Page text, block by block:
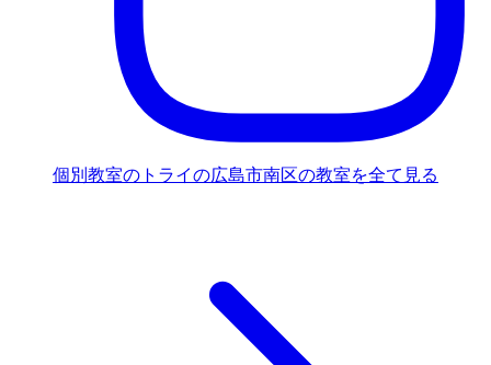
個別教室のトライの広島市南区の教室を全て見る